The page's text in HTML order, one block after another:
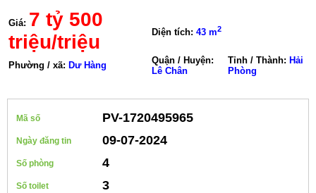
Giá: 7 tỷ 500
triệu/triệu
Diện tích: 43 m2
Phường / xã: Dư Hàng
Quận / Huyện:
Lê Chân
Tỉnh / Thành: Hải
Phòng
Mã số PV-1720495965
Ngày đăng tin 09-07-2024
Số phòng 4
Số toilet 3